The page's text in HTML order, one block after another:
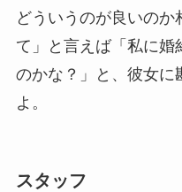
どういうのが良いのか
て」と言えば「私に婚
のかな？」と、彼女に
よ。
スタッフ